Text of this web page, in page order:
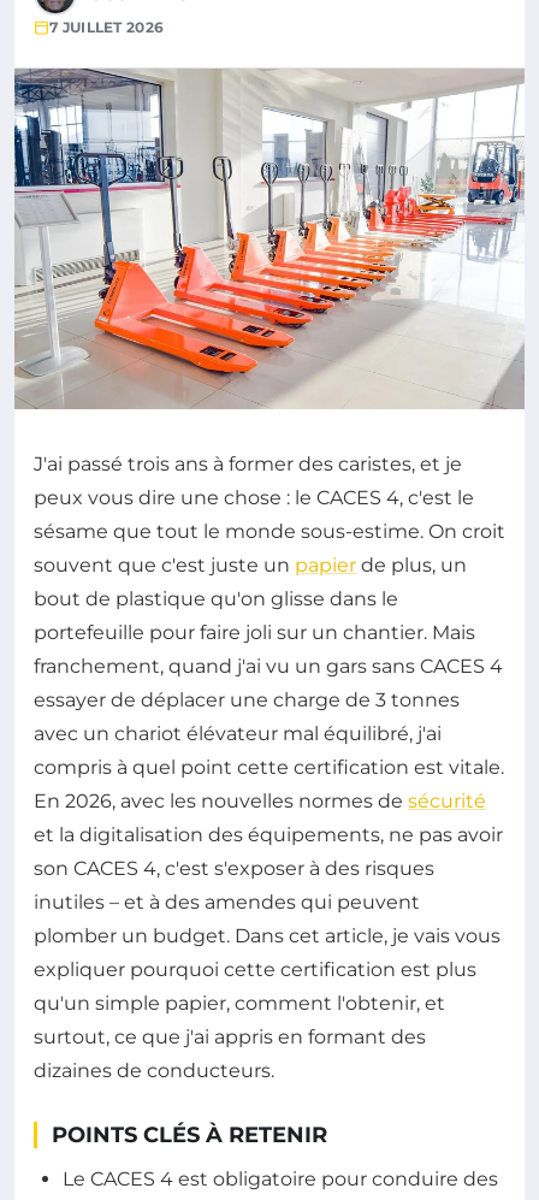
7 JUILLET 2026
J'ai passé trois ans à former des caristes, et je
peux vous dire une chose : le CACES 4, c'est le
sésame que tout le monde sous-estime. On croit
souvent que c'est juste un papier de plus, un
bout de plastique qu'on glisse dans le
portefeuille pour faire joli sur un chantier. Mais
franchement, quand j'ai vu un gars sans CACES 4
essayer de déplacer une charge de 3 tonnes
avec un chariot élévateur mal équilibré, j'ai
compris à quel point cette certification est vitale.
En 2026, avec les nouvelles normes de sécurité
et la digitalisation des équipements, ne pas avoir
son CACES 4, c'est s'exposer à des risques
inutiles – et à des amendes qui peuvent
plomber un budget. Dans cet article, je vais vous
expliquer pourquoi cette certification est plus
qu'un simple papier, comment l'obtenir, et
surtout, ce que j'ai appris en formant des
dizaines de conducteurs.
POINTS CLÉS À RETENIR
Le CACES 4 est obligatoire pour conduire des